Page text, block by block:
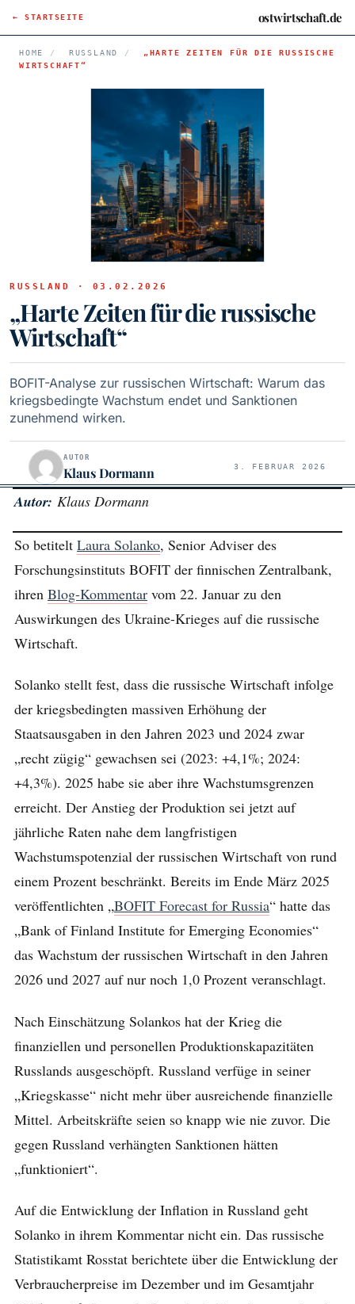
← STARTSEITE ostwirtschaft.de
HOME / RUSSLAND /
„HARTE ZEITEN FÜR DIE RUSSISCHE
WIRTSCHAFT“
RUSSLAND · 03.02.2026
„Harte Zeiten für die russische
Wirtschaft“
BOFIT-Analyse zur russischen Wirtschaft: Warum das
kriegsbedingte Wachstum endet und Sanktionen
zunehmend wirken.
AUTOR
Klaus Dormann 3. FEBRUAR 2026
Autor: Klaus Dormann
So betitelt Laura Solanko, Senior Adviser des
Forschungsinstituts BOFIT der finnischen Zentralbank,
ihren Blog-Kommentar vom 22. Januar zu den
Auswirkungen des Ukraine-Krieges auf die russische
Wirtschaft.
Solanko stellt fest, dass die russische Wirtschaft infolge
der kriegsbedingten massiven Erhöhung der
Staatsausgaben in den Jahren 2023 und 2024 zwar
„recht zügig“ gewachsen sei (2023: +4,1%; 2024:
+4,3%). 2025 habe sie aber ihre Wachstumsgrenzen
erreicht. Der Anstieg der Produktion sei jetzt auf
jährliche Raten nahe dem langfristigen
Wachstumspotenzial der russischen Wirtschaft von rund
einem Prozent beschränkt. Bereits im Ende März 2025
veröffentlichten „BOFIT Forecast for Russia“ hatte das
„Bank of Finland Institute for Emerging Economies“
das Wachstum der russischen Wirtschaft in den Jahren
2026 und 2027 auf nur noch 1,0 Prozent veranschlagt.
Nach Einschätzung Solankos hat der Krieg die
finanziellen und personellen Produktionskapazitäten
Russlands ausgeschöpft. Russland verfüge in seiner
„Kriegskasse“ nicht mehr über ausreichende finanzielle
Mittel. Arbeitskräfte seien so knapp wie nie zuvor. Die
gegen Russland verhängten Sanktionen hätten
„funktioniert“.
Auf die Entwicklung der Inflation in Russland geht
Solanko in ihrem Kommentar nicht ein. Das russische
Statistikamt Rosstat berichtete über die Entwicklung der
Verbraucherpreise im Dezember und im Gesamtjahr